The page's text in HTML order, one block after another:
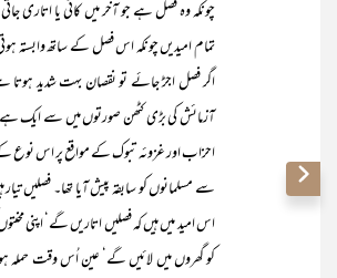
چونکہ وہ فصل ہے جو آخر میں کاٹی یا اتاری
تمام امیدیں چونکہ اس فصل کے ساتھ وابستہ
اگر فصل اجڑ جائے تو نقصان بہت شدید ہوتا
آزمائش کی بڑی کٹھن صورتوں میں سے ایک
احزاب اور غزوئہ تبوک کے مواقع پر اس نوع
سے مسلمانوں کو سابقہ پیش آیا تھا۔ فصلیں
اس امید میں ہیں کہ فصلیں اتاریں گے‘ اپنی
کو گھروں میں لائیں گے‘ عین اُس وقت حملہ